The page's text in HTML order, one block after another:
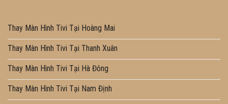
Thay Màn Hình Tivi Tại Hoàng Mai
Thay Màn Hình Tivi Tại Thanh Xuân
Thay Màn Hình Tivi Tại Hà Đông
Thay Màn Hình Tivi Tại Nam Định